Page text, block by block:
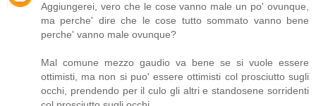
Aggiungerei, vero che le cose vanno male un po' ovunque,
ma perche' dire che le cose tutto sommato vanno bene
perche' vanno male ovunque?
Mal comune mezzo gaudio va bene se si vuole essere
ottimisti, ma non si puo' essere ottimisti col prosciutto sugli
occhi, prendendo per il culo gli altri e standosene sorridenti